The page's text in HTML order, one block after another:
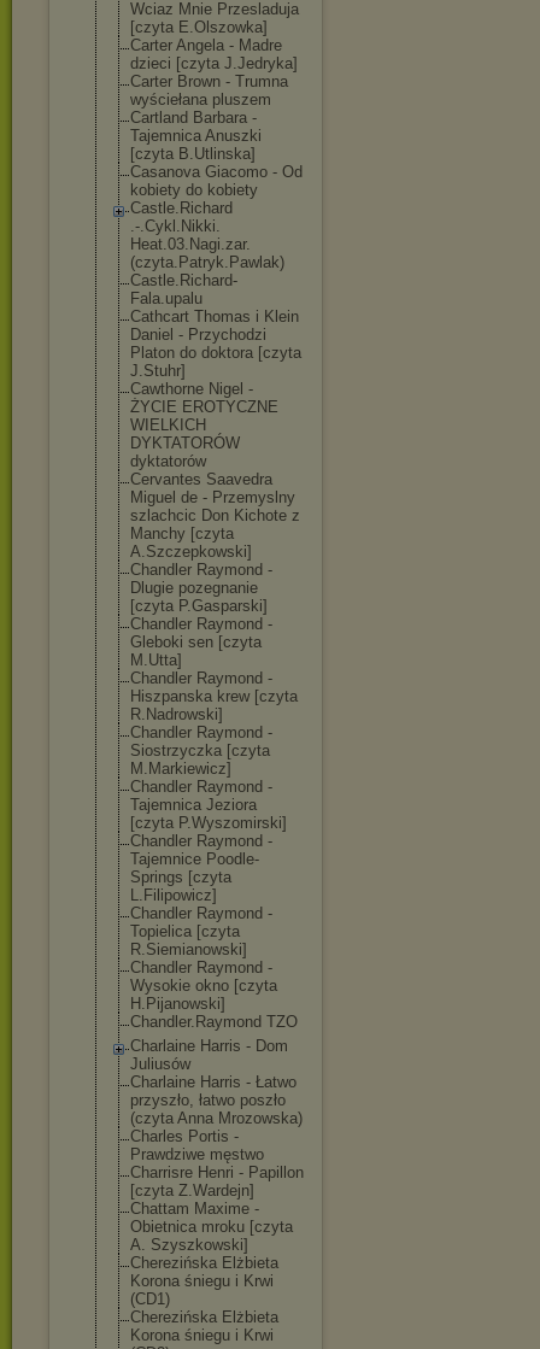
Wciaz Mnie Przesladuja
[czyta E.Olszowka]
Carter Angela - Madre
dzieci [czyta J.Jedryka]
Carter Brown - Trumna
wyściełana pluszem
Cartland Barbara -
Tajemnica Anuszki
[czyta B.Utlinska]
Casanova Giacomo - Od
kobiety do kobiety
Castle.Richard
.-.Cykl.Nikki.
Heat.03.Nagi.zar.
(czyta.Patryk.Pawlak)
Castle.Richard-
Fala.upalu
Cathcart Thomas i Klein
Daniel - Przychodzi
Platon do doktora [czyta
J.Stuhr]
Cawthorne Nigel -
ŻYCIE EROTYCZNE
WIELKICH
DYKTATORÓW
dyktatorów
Cervantes Saavedra
Miguel de - Przemyslny
szlachcic Don Kichote z
Manchy [czyta
A.Szczepkowski]
Chandler Raymond -
Dlugie pozegnanie
[czyta P.Gasparski]
Chandler Raymond -
Gleboki sen [czyta
M.Utta]
Chandler Raymond -
Hiszpanska krew [czyta
R.Nadrowski]
Chandler Raymond -
Siostrzyczka [czyta
M.Markiewicz]
Chandler Raymond -
Tajemnica Jeziora
[czyta P.Wyszomirski]
Chandler Raymond -
Tajemnice Poodle-
Springs [czyta
L.Filipowicz]
Chandler Raymond -
Topielica [czyta
R.Siemianowski]
Chandler Raymond -
Wysokie okno [czyta
H.Pijanowski]
Chandler.Raymond TZO
Charlaine Harris - Dom
Juliusów
Charlaine Harris - Łatwo
przyszło, łatwo poszło
(czyta Anna Mrozowska)
Charles Portis -
Prawdziwe męstwo
Charrisre Henri - Papillon
[czyta Z.Wardejn]
Chattam Maxime -
Obietnica mroku [czyta
A. Szyszkowski]
Cherezińska Elżbieta
Korona śniegu i Krwi
(CD1)
Cherezińska Elżbieta
Korona śniegu i Krwi